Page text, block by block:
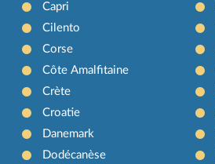
Capri
Cilento
Corse
Côte Amalfitaine
Crète
Croatie
Danemark
Dodécanèse